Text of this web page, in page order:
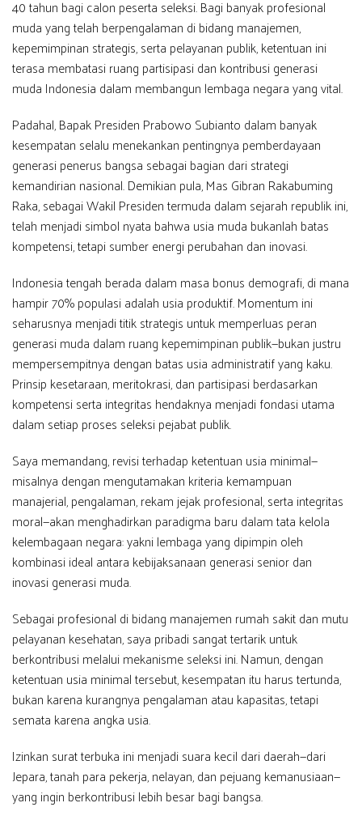
40 tahun bagi calon peserta seleksi. Bagi banyak profesional
muda yang telah berpengalaman di bidang manajemen,
kepemimpinan strategis, serta pelayanan publik, ketentuan ini
terasa membatasi ruang partisipasi dan kontribusi generasi
muda Indonesia dalam membangun lembaga negara yang vital.
Padahal, Bapak Presiden Prabowo Subianto dalam banyak
kesempatan selalu menekankan pentingnya pemberdayaan
generasi penerus bangsa sebagai bagian dari strategi
kemandirian nasional. Demikian pula, Mas Gibran Rakabuming
Raka, sebagai Wakil Presiden termuda dalam sejarah republik ini,
telah menjadi simbol nyata bahwa usia muda bukanlah batas
kompetensi, tetapi sumber energi perubahan dan inovasi.
Indonesia tengah berada dalam masa bonus demografi, di mana
hampir 70% populasi adalah usia produktif. Momentum ini
seharusnya menjadi titik strategis untuk memperluas peran
generasi muda dalam ruang kepemimpinan publik—bukan justru
mempersempitnya dengan batas usia administratif yang kaku.
Prinsip kesetaraan, meritokrasi, dan partisipasi berdasarkan
kompetensi serta integritas hendaknya menjadi fondasi utama
dalam setiap proses seleksi pejabat publik.
Saya memandang, revisi terhadap ketentuan usia minimal—
misalnya dengan mengutamakan kriteria kemampuan
manajerial, pengalaman, rekam jejak profesional, serta integritas
moral—akan menghadirkan paradigma baru dalam tata kelola
kelembagaan negara: yakni lembaga yang dipimpin oleh
kombinasi ideal antara kebijaksanaan generasi senior dan
inovasi generasi muda.
Sebagai profesional di bidang manajemen rumah sakit dan mutu
pelayanan kesehatan, saya pribadi sangat tertarik untuk
berkontribusi melalui mekanisme seleksi ini. Namun, dengan
ketentuan usia minimal tersebut, kesempatan itu harus tertunda,
bukan karena kurangnya pengalaman atau kapasitas, tetapi
semata karena angka usia.
Izinkan surat terbuka ini menjadi suara kecil dari daerah—dari
Jepara, tanah para pekerja, nelayan, dan pejuang kemanusiaan—
yang ingin berkontribusi lebih besar bagi bangsa.